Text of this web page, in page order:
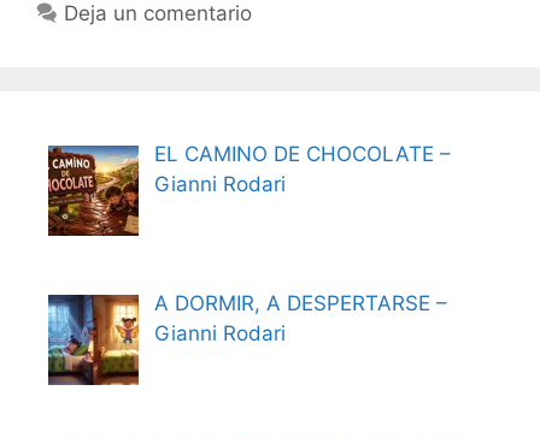
Deja un comentario
EL CAMINO DE CHOCOLATE –
Gianni Rodari
A DORMIR, A DESPERTARSE –
Gianni Rodari